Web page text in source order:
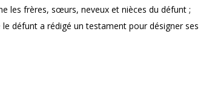
les frères, sœurs, neveux et nièces du défunt ;
défunt a rédigé un testament pour désigner ses